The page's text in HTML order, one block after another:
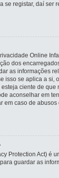
se registar, daí ser
Online
dos
as informações
isso se aplica a si,
ciente de que
aconselhar em
em caso de
Protection Act) é
guardar as